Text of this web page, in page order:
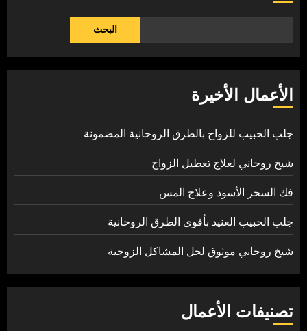
البحث
الأعمال الأخيرة
جلب الحبيب للزواج بالطرق الروحانية المضمونة
شيخ روحاني لعلاج تعطيل الزواج
فك السحر الأسود وعلاج المس
جلب الحبيب العنيد بأقوى الطرق الروحانية
شيخ روحاني موثوق لحل المشاكل الزوجية
تصنيفات الأعمال